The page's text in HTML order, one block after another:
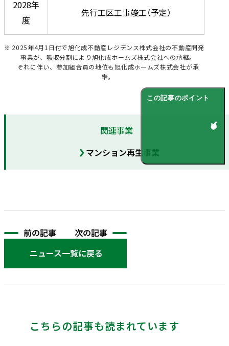
2028年
度
先行工区工事竣工（予定）
2025年4月1日付で旭化成不動産レジデンス株式会社の不動産開発
事業が、吸収分割により旭化成ホームズ株式会社への承継。
それに伴い、参加組合員の地位も旭化成ホームズ株式会社が承
継。
関連事業
マンション再生事業
この記事のポイント
前の記事
ニュース一覧に戻る
次の記事
こちらの記事も読まれています